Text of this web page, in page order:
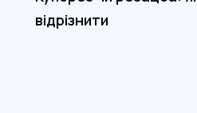
відрізнити